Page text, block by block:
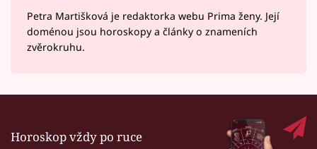
Petra Martišková je redaktorka webu Prima ženy. Její
doménou jsou horoskopy a články o znameních
zvěrokruhu.
Horoskop vždy po ruce